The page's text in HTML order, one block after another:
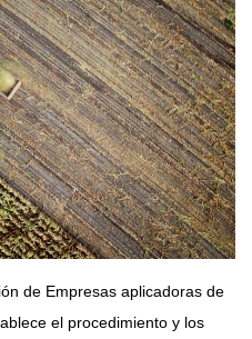
de Empresas aplicadoras de
el procedimiento y los